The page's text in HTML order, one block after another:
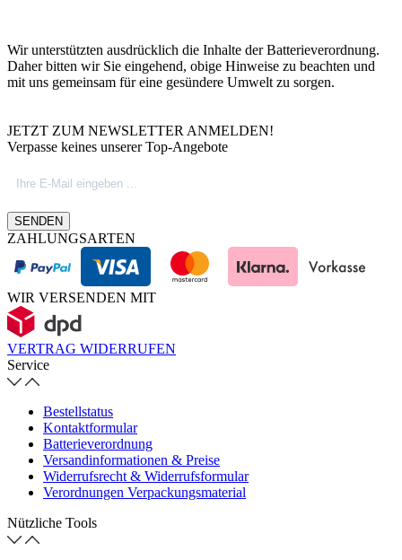
Wir unterstützten ausdrücklich die Inhalte der Batterieverordnung.
Daher bitten wir Sie eingehend, obige Hinweise zu beachten und
mit uns gemeinsam für eine gesündere Umwelt zu sorgen.
JETZT ZUM NEWSLETTER ANMELDEN!
Verpasse keines unserer Top-Angebote
SENDEN
ZAHLUNGSARTEN
WIR VERSENDEN MIT
VERTRAG WIDERRUFEN
Service
Bestellstatus
Kontaktformular
Batterieverordnung
Versandinformationen & Preise
Widerrufsrecht & Widerrufsformular
Verordnungen Verpackungsmaterial
Nützliche Tools